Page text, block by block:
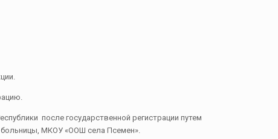
после государственной регистрации путем
больницы, МКОУ «ООШ села Псемен».